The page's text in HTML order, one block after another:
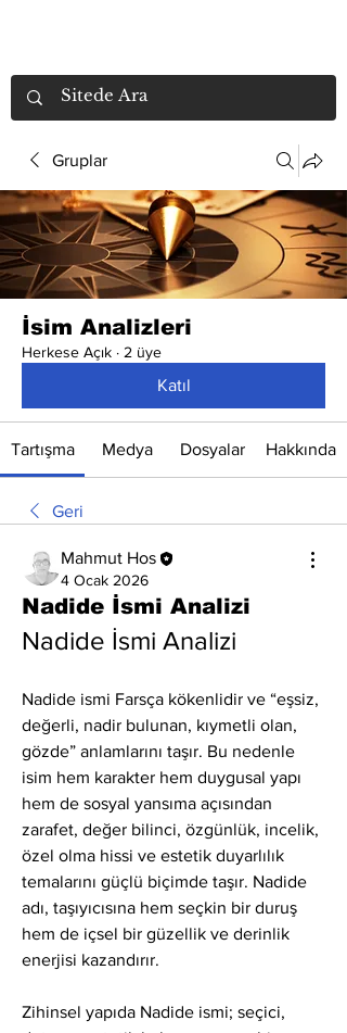
Gruplar
İsim Analizleri
Herkese Açık · 2 üye
Katıl
Tartışma Medya Dosyalar Hakkında
Geri
Mahmut Hos
4 Ocak 2026
Nadide İsmi Analizi
Nadide İsmi Analizi
Nadide ismi Farsça kökenlidir ve “eşsiz,
değerli, nadir bulunan, kıymetli olan,
gözde” anlamlarını taşır. Bu nedenle
isim hem karakter hem duygusal yapı
hem de sosyal yansıma açısından
zarafet, değer bilinci, özgünlük, incelik,
özel olma hissi ve estetik duyarlılık
temalarını güçlü biçimde taşır. Nadide
adı, taşıyıcısına hem seçkin bir duruş
hem de içsel bir güzellik ve derinlik
enerjisi kazandırır.
Zihinsel yapıda Nadide ismi; seçici,